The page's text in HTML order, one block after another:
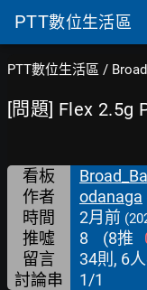
PTT數位生活區
PTT數位生活區 /
[問題] Flex 2.5g
看板
作者 odanaga
時間 2月前
推噓 8 (8推
留言
34則, 6人
討論串 1/1